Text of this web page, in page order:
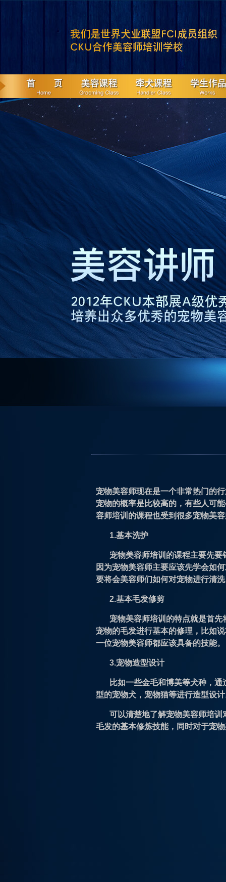
宠物美容师现在是一个非常热门的
宠物的概率是比较高的，有些人可
容师培训 的课程也受到很多宠物美
1.基本洗护
宠物美容师培训的课程主要先
因为宠物美容师主要应该先学会如
要将会美容师们如何对宠物进行清
2.基本毛发修剪
宠物美容师培训的特点就是首
宠物的毛发进行基本的修理，比如
一位宠物美容师都应该具备的技能。
3.宠物造型设计
比如一些金毛和博美等犬种，
型的宠物犬，宠物猫等进行造型设
可以清楚地了解宠物美容师培
毛发的基本修炼技能，同时对于宠